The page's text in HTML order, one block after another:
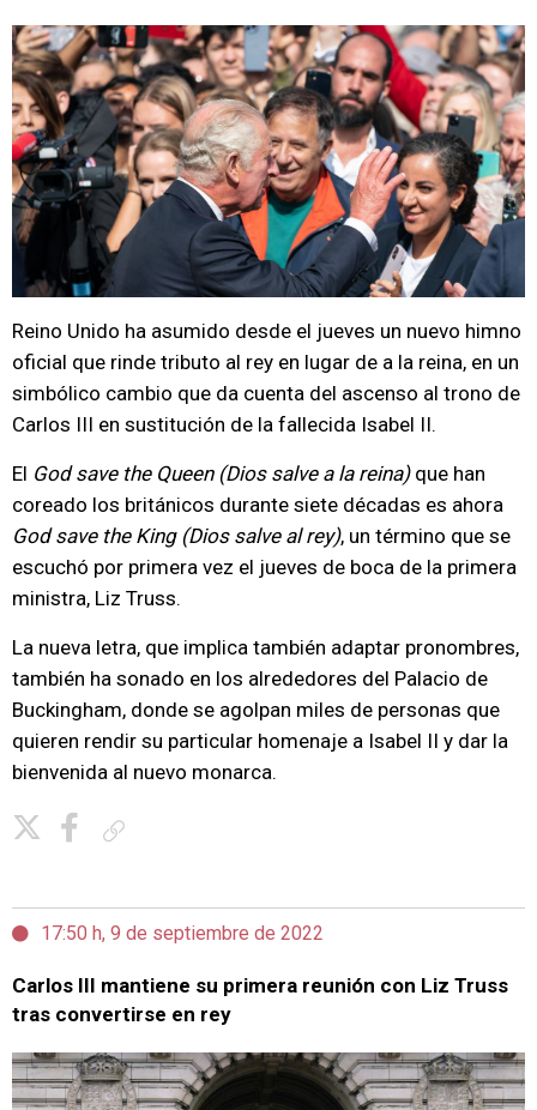
Reino Unido ha asumido desde el jueves un nuevo himno
oficial que rinde tributo al rey en lugar de a la reina, en un
simbólico cambio que da cuenta del ascenso al trono de
Carlos III en sustitución de la fallecida Isabel II.
El God save the Queen (Dios salve a la reina)que han
coreado los británicos durante siete décadas es ahora
God save the King (Dios salve al rey), un término que se
escuchó por primera vez el jueves de boca de la primera
ministra, Liz Truss.
La nueva letra, que implica también adaptar pronombres,
también ha sonado en los alrededores del Palacio de
Buckingham, donde se agolpan miles de personas que
quieren rendir su particular homenaje a Isabel II y dar la
bienvenida al nuevo monarca.
17:50 h, 9 de septiembre de 2022
Carlos III mantiene su primera reunión con Liz Truss
tras convertirse en rey